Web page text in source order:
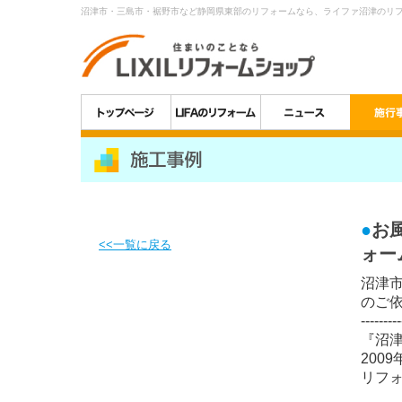
沼津市・三島市・裾野市など静岡県東部のリフォームなら、ライファ沼津のリ
●お
ォー
沼津
のご
『沼
2009
リフ
<<一覧に戻る